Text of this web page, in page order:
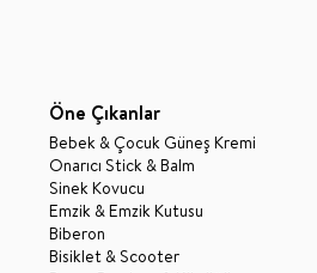
Öne Çıkanlar
Bebek & Çocuk Güneş Kremi
Onarıcı Stick & Balm
Sinek Kovucu
Emzik & Emzik Kutusu
Biberon
Bisiklet & Scooter